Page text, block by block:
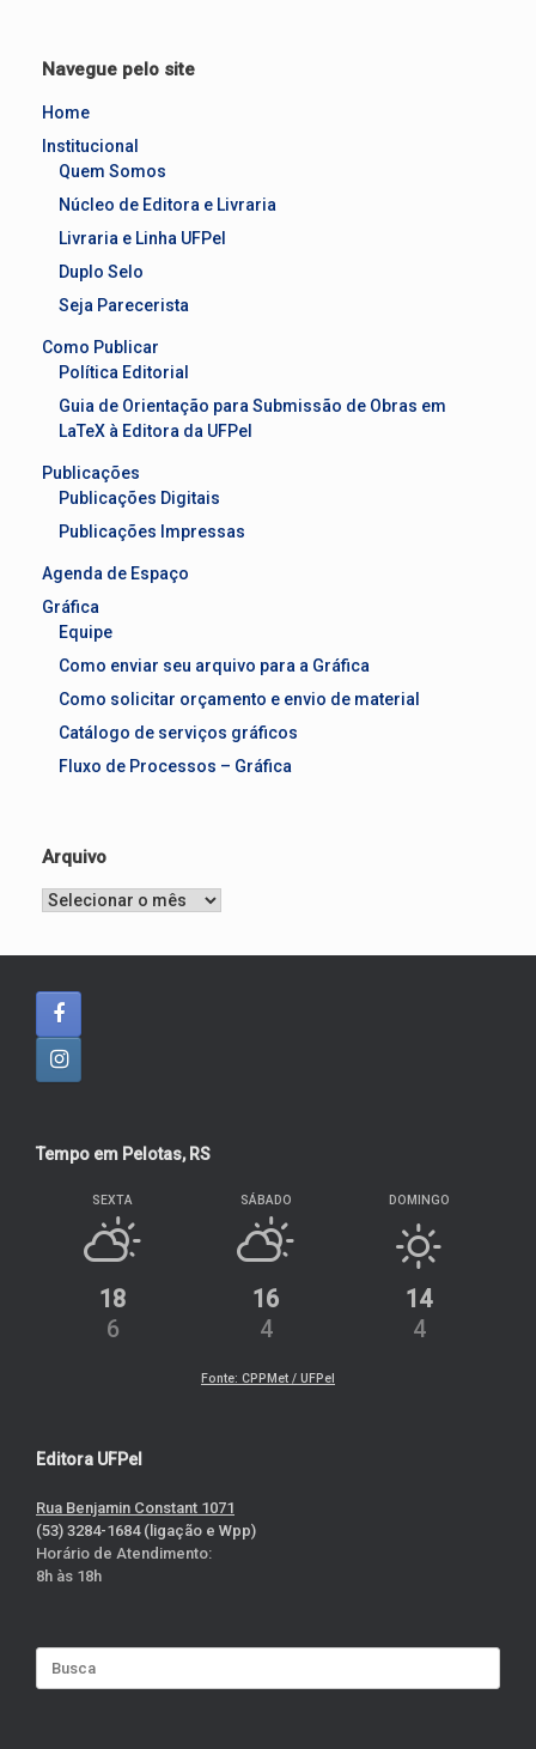
Navegue pelo site
Home
Institucional
Quem Somos
Núcleo de Editora e Livraria
Livraria e Linha UFPel
Duplo Selo
Seja Parecerista
Como Publicar
Política Editorial
Guia de Orientação para Submissão de Obras em
LaTeX à Editora da UFPel
Publicações
Publicações Digitais
Publicações Impressas
Agenda de Espaço
Gráfica
Equipe
Como enviar seu arquivo para a Gráfica
Como solicitar orçamento e envio de material
Catálogo de serviços gráficos
Fluxo de Processos – Gráfica
Arquivo
Arquivo
Tempo em Pelotas, RS
SEXTA
18
6
SÁBADO
16
4
DOMINGO
14
4
Fonte: CPPMet / UFPel
Editora UFPel
Rua Benjamin Constant 1071
(53) 3284-1684 (ligação e Wpp)
Horário de Atendimento:
8h às 18h
for: